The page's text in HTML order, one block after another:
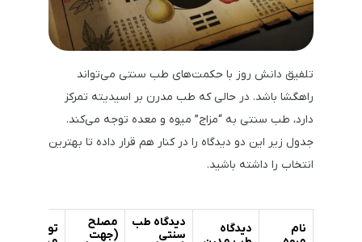
تلفیق دانش روز با حکمت‌های طب سنتی می‌تواند
راهگشا باشد. در حالی که طب مدرن بر اسیدیته تمرکز
دارد، طب سنتی به “مزاج” میوه و معده توجه می‌کند.
جدول زیر این دو دیدگاه را در کنار هم قرار داده تا بهترین
انتخاب را داشته باشید.
نام
دیدگاه
دیدگاه طب
سنتی
مصلح
(جهت
توصیه